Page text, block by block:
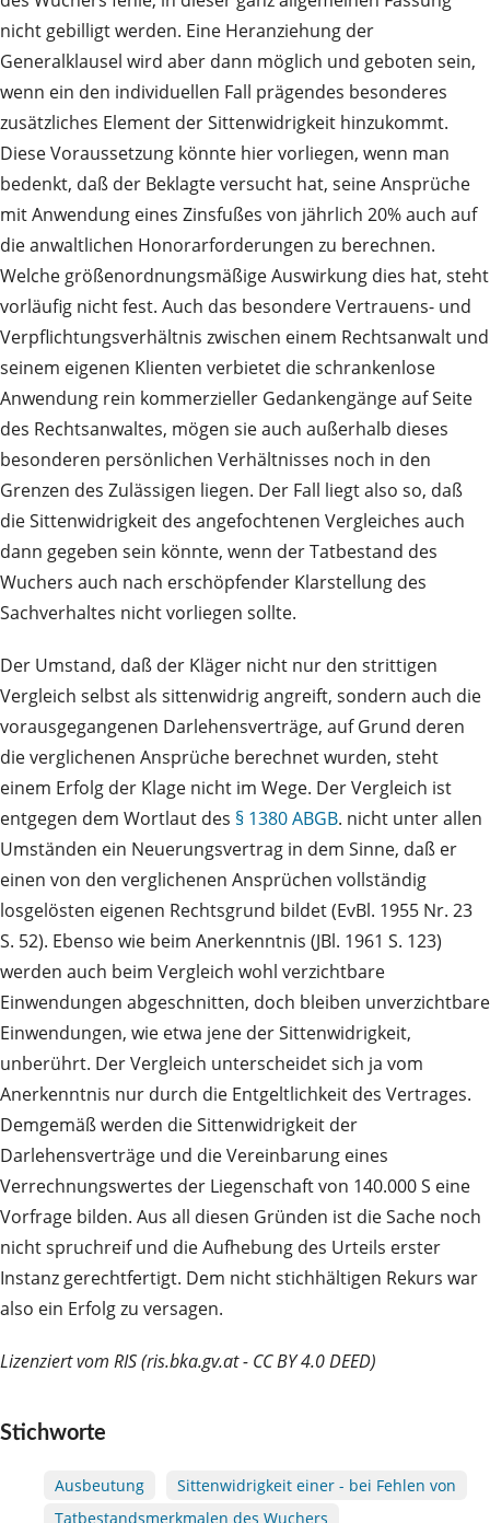
nicht gebilligt werden. Eine Heranziehung der
Generalklausel wird aber dann möglich und geboten sein,
wenn ein den individuellen Fall prägendes besonderes
zusätzliches Element der Sittenwidrigkeit hinzukommt.
Diese Voraussetzung könnte hier vorliegen, wenn man
bedenkt, daß der Beklagte versucht hat, seine Ansprüche
mit Anwendung eines Zinsfußes von jährlich 20% auch auf
die anwaltlichen Honorarforderungen zu berechnen.
Welche größenordnungsmäßige Auswirkung dies hat, steht
vorläufig nicht fest. Auch das besondere Vertrauens- und
Verpflichtungsverhältnis zwischen einem Rechtsanwalt und
seinem eigenen Klienten verbietet die schrankenlose
Anwendung rein kommerzieller Gedankengänge auf Seite
des Rechtsanwaltes, mögen sie auch außerhalb dieses
besonderen persönlichen Verhältnisses noch in den
Grenzen des Zulässigen liegen. Der Fall liegt also so, daß
die Sittenwidrigkeit des angefochtenen Vergleiches auch
dann gegeben sein könnte, wenn der Tatbestand des
Wuchers auch nach erschöpfender Klarstellung des
Sachverhaltes nicht vorliegen sollte.
Der Umstand, daß der Kläger nicht nur den strittigen
Vergleich selbst als sittenwidrig angreift, sondern auch die
vorausgegangenen Darlehensverträge, auf Grund deren
die verglichenen Ansprüche berechnet wurden, steht
einem Erfolg der Klage nicht im Wege. Der Vergleich ist
entgegen dem Wortlaut des § 1380 ABGB. nicht unter allen
Umständen ein Neuerungsvertrag in dem Sinne, daß er
einen von den verglichenen Ansprüchen vollständig
losgelösten eigenen Rechtsgrund bildet (EvBl. 1955 Nr. 23
S. 52). Ebenso wie beim Anerkenntnis (JBl. 1961 S. 123)
werden auch beim Vergleich wohl verzichtbare
Einwendungen abgeschnitten, doch bleiben unverzichtbare
Einwendungen, wie etwa jene der Sittenwidrigkeit,
unberührt. Der Vergleich unterscheidet sich ja vom
Anerkenntnis nur durch die Entgeltlichkeit des Vertrages.
Demgemäß werden die Sittenwidrigkeit der
Darlehensverträge und die Vereinbarung eines
Verrechnungswertes der Liegenschaft von 140.000 S eine
Vorfrage bilden. Aus all diesen Gründen ist die Sache noch
nicht spruchreif und die Aufhebung des Urteils erster
Instanz gerechtfertigt. Dem nicht stichhältigen Rekurs war
also ein Erfolg zu versagen.
Lizenziert vom RIS (ris.bka.gv.at - CC BY 4.0 DEED)
Stichworte
Ausbeutung
Sittenwidrigkeit einer - bei Fehlen von
Tatbestandsmerkmalen des Wuchers